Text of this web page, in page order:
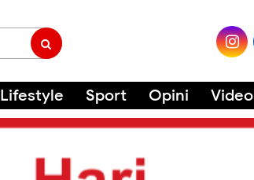
Lifestyle Sport Opini Video